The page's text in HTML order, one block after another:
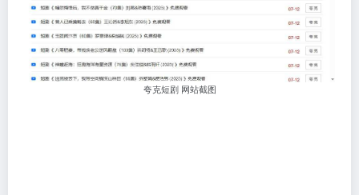
夸克短剧 网站截图